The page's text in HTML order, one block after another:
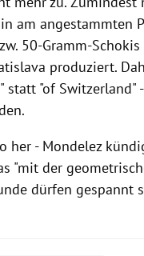
am angestammten
50-Gramm-
produziert.
statt "of
her - Mondelez
"mit der
dürfen gespannt